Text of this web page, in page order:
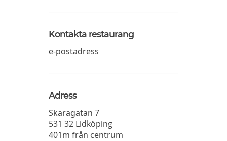
Kontakta restaurang
e-postadress
Adress
Skaragatan 7
531 32 Lidköping
401m från centrum